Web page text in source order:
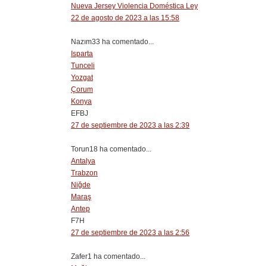
Nueva Jersey Violencia Doméstica Ley
22 de agosto de 2023 a las 15:58
Nazım33 ha comentado...
Isparta
Tunceli
Yozgat
Çorum
Konya
EFBJ
27 de septiembre de 2023 a las 2:39
Torun18 ha comentado...
Antalya
Trabzon
Niğde
Maraş
Antep
F7H
27 de septiembre de 2023 a las 2:56
Zafer1 ha comentado...